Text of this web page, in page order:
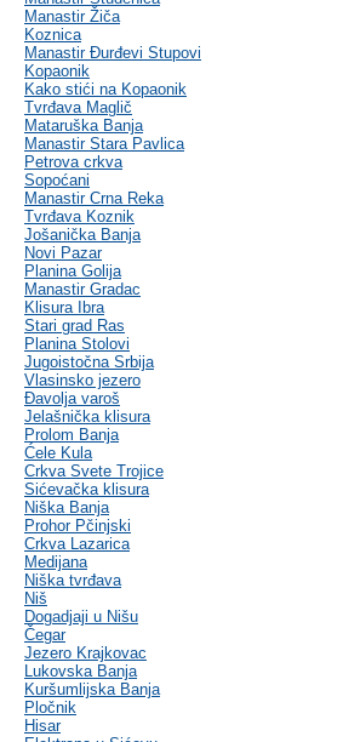
Manastir Žiča
Koznica
Manastir Đurđevi Stupovi
Kopaonik
Kako stići na Kopaonik
Tvrđava Maglič
Mataruška Banja
Manastir Stara Pavlica
Petrova crkva
Sopoćani
Manastir Crna Reka
Tvrđava Koznik
Jošanička Banja
Novi Pazar
Planina Golija
Manastir Gradac
Klisura Ibra
Stari grad Ras
Planina Stolovi
Jugoistočna Srbija
Vlasinsko jezero
Đavolja varoš
Jelašnička klisura
Prolom Banja
Ćele Kula
Crkva Svete Trojice
Sićevačka klisura
Niška Banja
Prohor Pčinjski
Crkva Lazarica
Medijana
Niška tvrđava
Niš
Dogadjaji u Nišu
Čegar
Jezero Krajkovac
Lukovska Banja
Kuršumlijska Banja
Pločnik
Hisar